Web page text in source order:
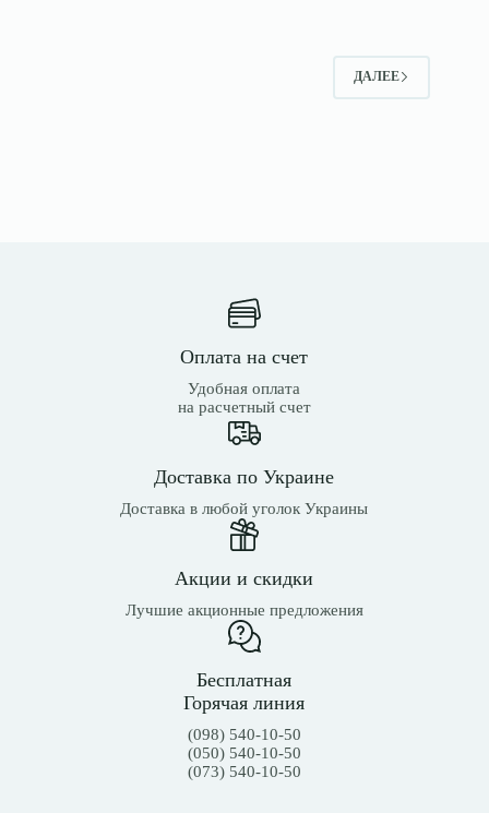
ДАЛЕЕ
Оплата на счет
Удобная оплата
на расчетный счет
Доставка по Украине
Доставка в любой уголок Украины
Акции и скидки
Лучшие акционные предложения
Бесплатная
Горячая линия
(098) 540-10-50
(050) 540-10-50
(073) 540-10-50